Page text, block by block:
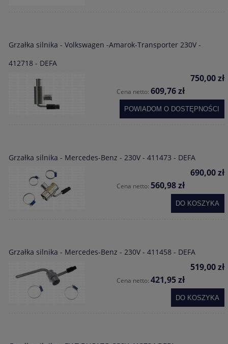
Grzałka silnika - Volkswagen -Amarok-Transporter 230V -
412718 - DEFA
750,00 zł
Cena netto: 609,76 zł
POWIADOM O DOSTĘPNOŚCI
Grzałka silnika - Mercedes-Benz - 230V - 411473 - DEFA
690,00 zł
Cena netto: 560,98 zł
DO KOSZYKA
Grzałka silnika - Mercedes-Benz - 230V - 411458 - DEFA
519,00 zł
Cena netto: 421,95 zł
DO KOSZYKA